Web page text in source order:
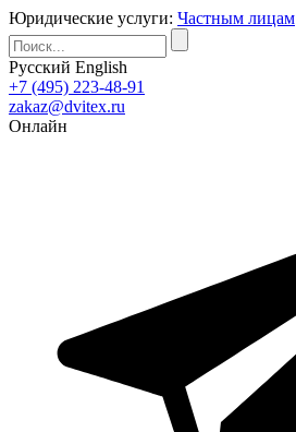
Юридические услуги: Частным лицам
Русский English
+7 (495) 223-48-91
zakaz@dvitex.ru
Онлайн